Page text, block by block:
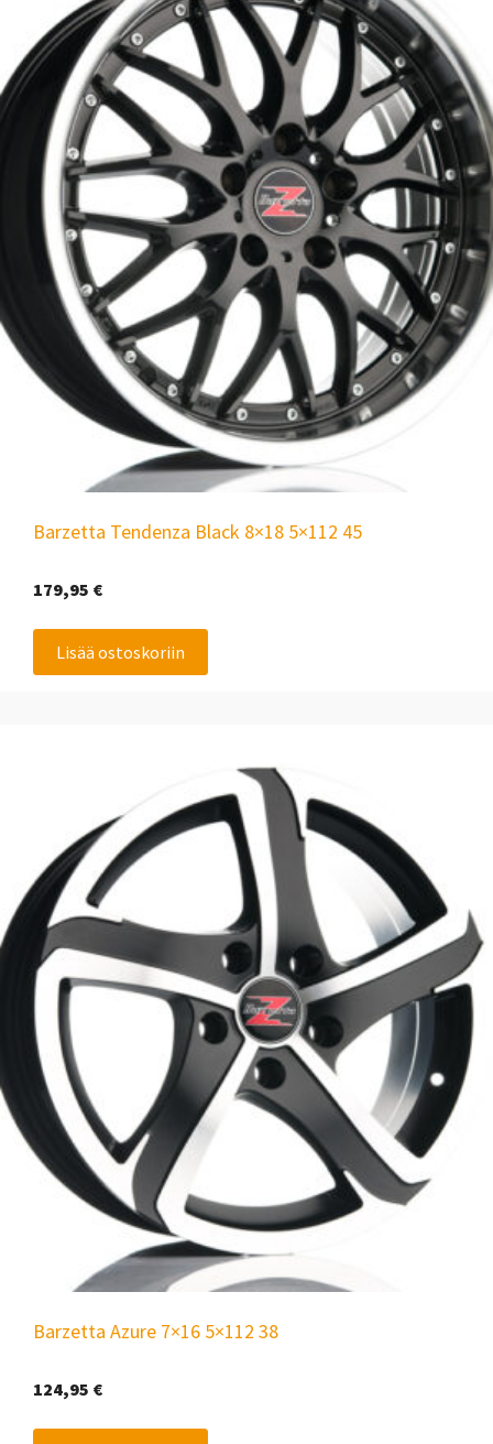
Barzetta Tendenza Black 8×18 5×112 45
179,95 €
Lisää ostoskoriin
Barzetta Azure 7×16 5×112 38
124,95 €